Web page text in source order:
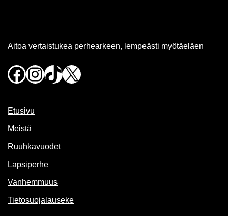
Aitoa vertaistukea perhearkeen, lempeästi myötäeläen
Facebook
Instagram
TikTok
X
Etusivu
Meistä
Ruuhkavuodet
Lapsiperhe
Vanhemmuus
Tietosuojalauseke